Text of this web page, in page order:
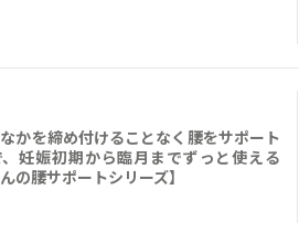
かを締め付けることなく腰をサポート
妊娠初期から臨月までずっと使える
の腰サポートシリーズ】